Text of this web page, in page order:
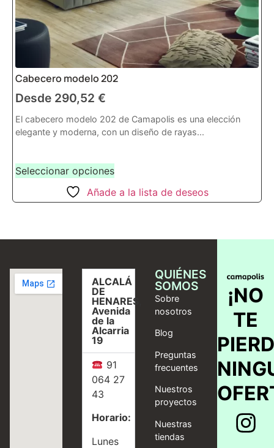
Cabecero modelo 202
Desde 290,52 €
El cabecero modelo 202 de Camapolis es una elección
elegante y moderna, con un diseño de rayas...
Seleccionar opciones
Añade a la lista de deseos
ALCALÁ
DE
HENARES,
Avenida
de la
Alcarria
19
91
064 27
43
Horario:
Lunes
QUIÉNES
SOMOS
Sobre
nosotros
Blog
Preguntas
frecuentes
Nuestros
proyectos
Nuestras
tiendas
¡NO
TE